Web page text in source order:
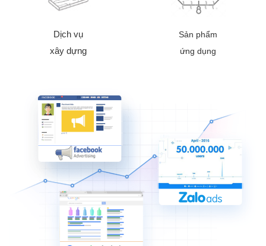
Dịch vụ
xây dựng
Sản phẩm
ứng dụng